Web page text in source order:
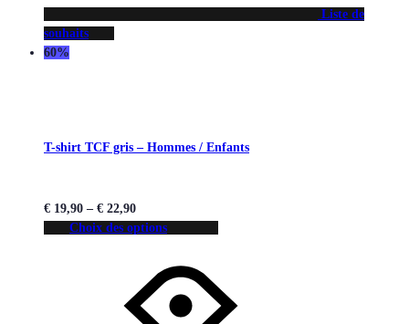
Liste de
souhaits
60%
T-shirt TCF gris – Hommes / Enfants
€ 19,90 – € 22,90
Choix des options